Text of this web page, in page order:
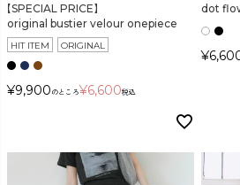
【SPECIAL PRICE】
original bustier velour onepiece
HIT ITEM ORIGINAL
¥9,900 のところ¥6,600税込
dot
¥